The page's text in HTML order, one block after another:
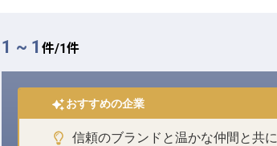
1 ~ 1 件/1件
おすすめの企業
信頼のブランドと温かな仲間と共